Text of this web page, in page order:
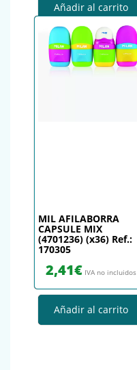
Añadir al carrito
MIL AFILABORRA
CAPSULE MIX
(4701236) (x36) Ref.:
170305
2,41€ IVA no incluidos
Añadir al carrito